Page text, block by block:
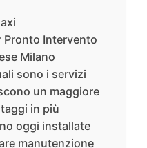
Pronto Intervento
Milano
sono i servizi
un maggiore
in più
oggi installate
manutenzione